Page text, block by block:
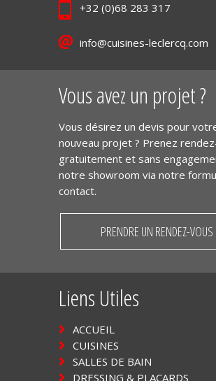
+32 (0)68 283 317
info@cuisines-leclercq.com
Vous avez un projet ?
Vous désirez un devis pour
nouveau projet ? Prenez
gratuitement et sans
notre showroom via notre
contact.
PRENDRE UN RENDEZ-VOUS
Liens Utiles
ACCUEIL
CUISINES
SALLES DE BAIN
DRESSING & PLACARDS